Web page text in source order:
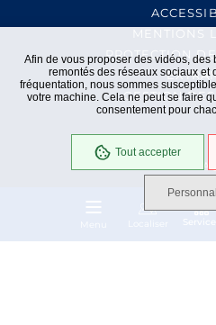
Afin de vous proposer des vidéos,
remontés des réseaux sociaux et
fréquentation, nous sommes
votre machine. Cela ne peut se faire
consentement pour
Tout accepter
Services
MENTIONS
PROTECTION
GESTION